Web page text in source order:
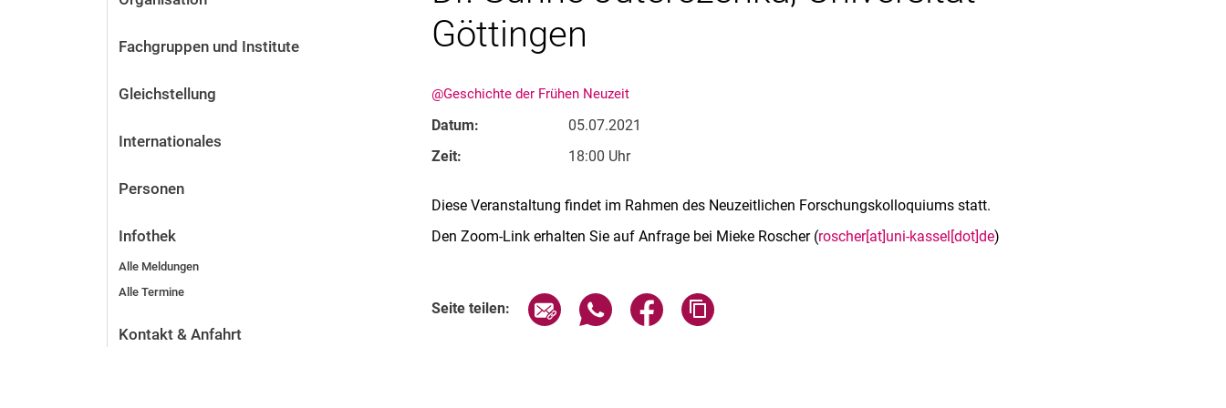
Fachgruppen und Institute
Gleichstellung
Internationales
Personen
Infothek
Alle Meldungen
Alle Termine
Kontakt & Anfahrt
Göttingen
@Geschichte der Frühen Neuzeit
Datum:
05.07.2021
Zeit:
18:00 Uhr
Diese Veranstaltung findet im Rahmen des Neuzeitlichen Forschungskolloquiums statt.
Den Zoom-Link erhalten Sie auf Anfrage bei Mieke Roscher (roscher[at]uni-kassel[dot]de)
Seite teilen: Seite über E-Mail teilen
Seite über WhatsApp teilen (externer Link, öffnet neues Fenster)
Seite über Facebook teilen (externer Link, öffnet neues Fenster)